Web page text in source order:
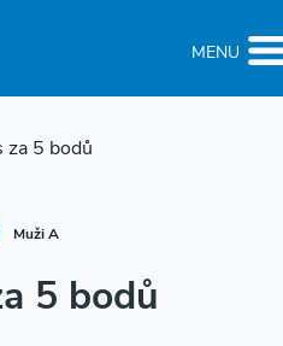
MENU
za 5 bodů
Muži A
5 bodů